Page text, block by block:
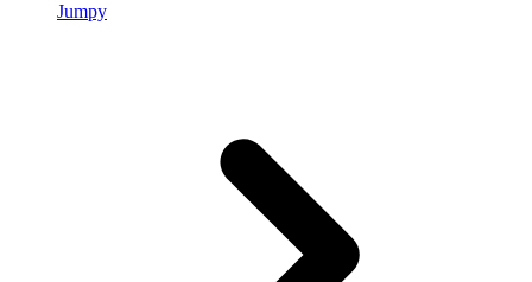
Jumpy